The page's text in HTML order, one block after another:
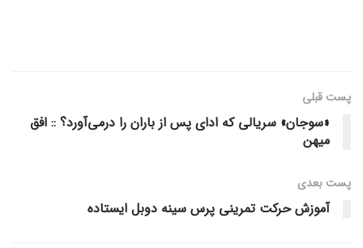
پست قبلی
«سوجان» سریالی که ادای پس از باران را درمی‌آورد؟ :: افق
میهن
پست‌ بعدی
آموزش حرکت تمرینی پرس سینه دوبل ایستاده